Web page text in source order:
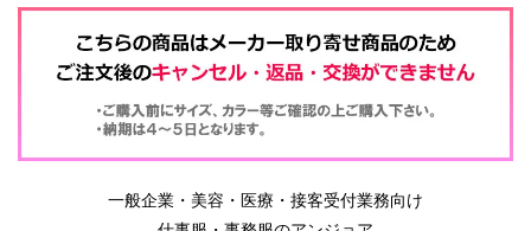
一般企業・美容・医療・接客受付業務向け